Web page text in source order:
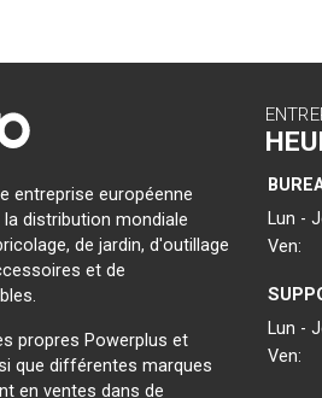
entreprise européenne
la distribution mondiale
de jardin, d'outillage
et de
propres Powerplus et
que différentes marques
en ventes dans de
Lun -
Ven:
Lun -
Ven: